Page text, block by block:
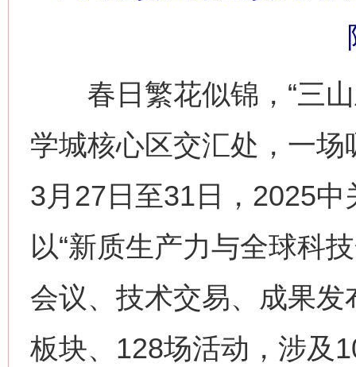
春日繁花似锦，“三山
学城核心区交汇处，一
3月27日至31日，2025
以“新质生产力与全球科
会议、技术交易、成果
板块、128场活动，涉及